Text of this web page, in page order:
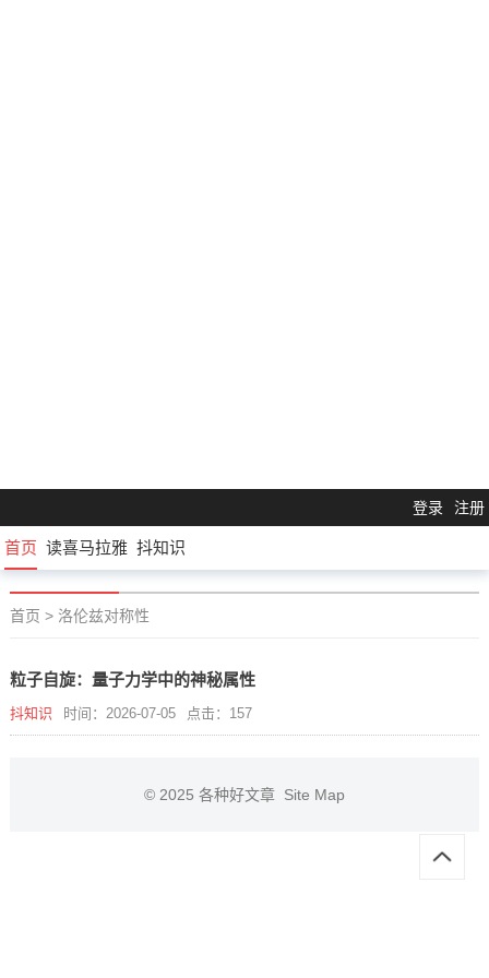
登录 注册
首页 读喜马拉雅 抖知识
首页 > 洛伦兹对称性
粒子自旋：量子力学中的神秘属性
抖知识 时间：2026-07-05 点击：157
© 2025 各种好文章 Site Map